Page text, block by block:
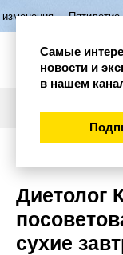
семьи в
Диетолог
сухие
Самые
новости и
в нашем